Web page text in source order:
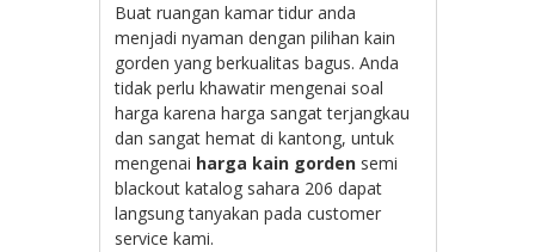
Buat ruangan kamar tidur anda
menjadi nyaman dengan pilihan kain
gorden yang berkualitas bagus. Anda
tidak perlu khawatir mengenai soal
harga karena harga sangat terjangkau
dan sangat hemat di kantong, untuk
mengenai harga kain gorden semi
blackout katalog sahara 206 dapat
langsung tanyakan pada customer
service kami.